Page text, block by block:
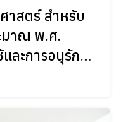
าสตร์ สำหรับ
มาณ พ.ศ.
และการอนุรักษ์